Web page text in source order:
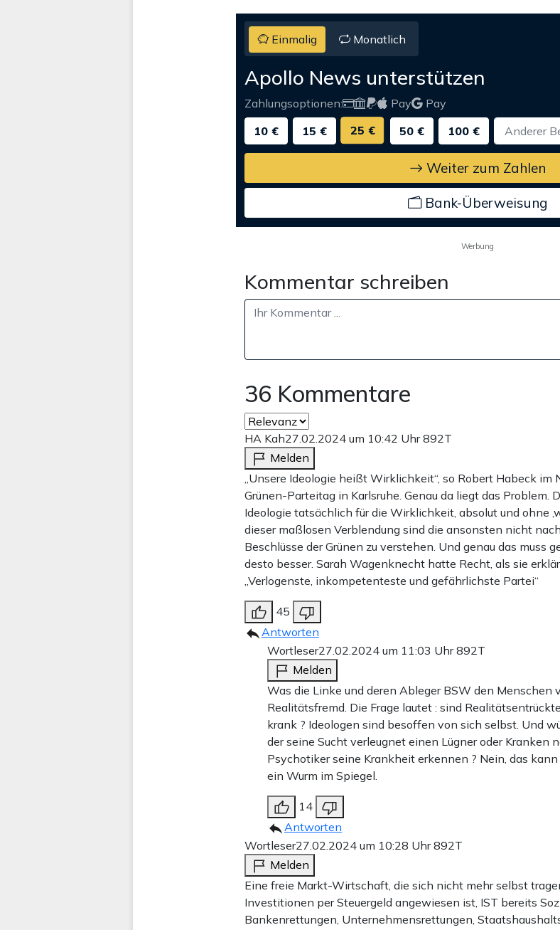
Einmalig Monatlich
Apollo News unterstützen
Zahlungsoptionen: Pay
Pay
10 €
15 € 25 € 50 € 100 €
Weiter zum Zahlen
Bank-Überweisung
Werbung
Kommentar schreiben
36 Kommentare
HA Kah27.02.2024 um 10:42 Uhr892T
Melden
„Unsere Ideologie heißt Wirklichkeit“, so Robert Habeck im
Grünen-Parteitag in Karlsruhe. Genau da liegt das Problem.
Ideologie tatsächlich für die Wirklichkeit, absolut und ohne
dieser maßlosen Verblendung sind die ansonsten nicht
Beschlüsse der Grünen zu verstehen. Und genau das muss
desto besser. Sarah Wagenknecht hatte Recht, als sie
„Verlogenste, inkompetenteste und gefährlichste Partei“
45
Antworten
Wortleser27.02.2024 um 11:03 Uhr892T
Melden
Was die Linke und deren Ableger BSW den Menschen
Realitätsfremd. Die Frage lautet : sind
krank ? Ideologen sind besoffen von sich selbst. Und
der seine Sucht verleugnet einen Lügner oder Kranken
Psychotiker seine Krankheit erkennen ? Nein, das
ein Wurm im Spiegel.
14
Antworten
Wortleser27.02.2024 um 10:28 Uhr892T
Melden
Eine freie Markt-Wirtschaft, die sich nicht mehr selbst
Investitionen per Steuergeld angewiesen ist, IST bereits
Bankenrettungen, Unternehmensrettungen,